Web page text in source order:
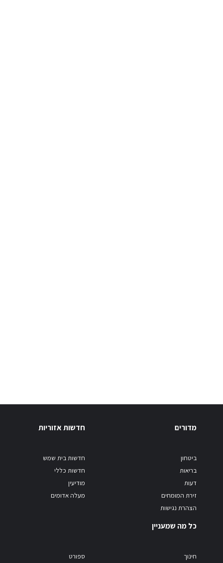
מדורים
ביטחון
בריאות
דעות
זירת המומחים
הצהרת נגישות
חדשות אזוריות
חדשות בית שמש
חדשות כללי
מודיעין
מעלה אדומים
כל מה שמעניין
חינוך ספורט